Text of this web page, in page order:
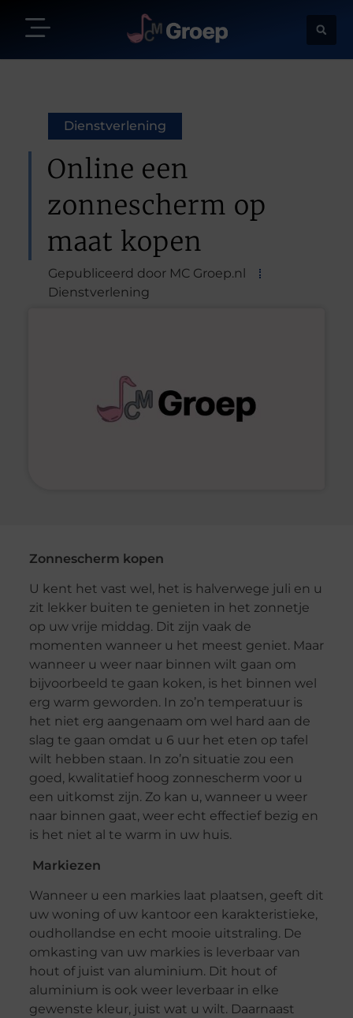
Dienstverlening
Online een
zonnescherm op
maat kopen
Gepubliceerd door MC Groep.nl
Dienstverlening
Zonnescherm kopen
U kent het vast wel, het is halverwege juli en u
zit lekker buiten te genieten in het zonnetje
op uw vrije middag. Dit zijn vaak de
momenten wanneer u het meest geniet. Maar
wanneer u weer naar binnen wilt gaan om
bijvoorbeeld te gaan koken, is het binnen wel
erg warm geworden. In zo’n temperatuur is
het niet erg aangenaam om wel hard aan de
slag te gaan omdat u 6 uur het eten op tafel
wilt hebben staan. In zo’n situatie zou een
goed, kwalitatief hoog zonnescherm voor u
een uitkomst zijn. Zo kan u, wanneer u weer
naar binnen gaat, weer echt effectief bezig en
is het niet al te warm in uw huis.
Markiezen
Wanneer u een markies laat plaatsen, geeft dit
uw woning of uw kantoor een karakteristieke,
oudhollandse en echt mooie uitstraling. De
omkasting van uw markies is leverbaar van
hout of juist van aluminium. Dit hout of
aluminium is ook weer leverbaar in elke
gewenste kleur, juist wat u wilt. Daarnaast